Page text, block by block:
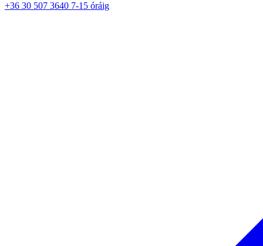
+36 30 507 3640 7-15 óráig